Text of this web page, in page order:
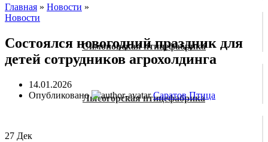
Симоновская птицефабрика
Лысогорская птицефабрика
Главная » Новости »
Новости
Состоялся новогодний праздник для
детей сотрудников агрохолдинга
14.01.2026
Опубликовано
Саратов Птица
27 Дек